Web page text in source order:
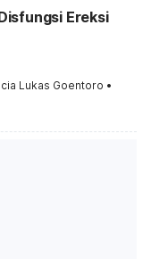
Ereksi
Lukas Goentoro •